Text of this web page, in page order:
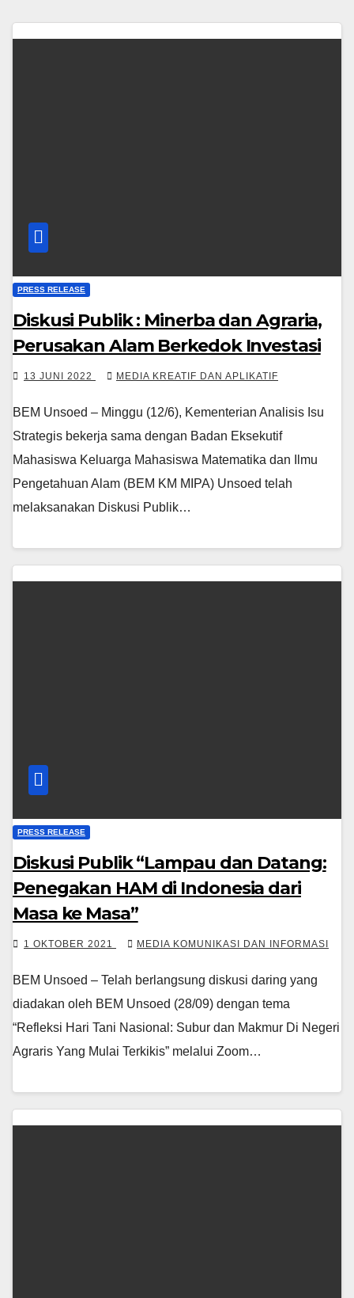
PRESS RELEASE
Diskusi Publik : Minerba dan Agraria,
Perusakan Alam Berkedok Investasi
13 JUNI 2022 MEDIA KREATIF DAN APLIKATIF
BEM Unsoed – Minggu (12/6), Kementerian Analisis Isu
Strategis bekerja sama dengan Badan Eksekutif
Mahasiswa Keluarga Mahasiswa Matematika dan Ilmu
Pengetahuan Alam (BEM KM MIPA) Unsoed telah
melaksanakan Diskusi Publik…
PRESS RELEASE
Diskusi Publik “Lampau dan Datang:
Penegakan HAM di Indonesia dari
Masa ke Masa”
1 OKTOBER 2021 MEDIA KOMUNIKASI DAN INFORMASI
BEM Unsoed – Telah berlangsung diskusi daring yang
diadakan oleh BEM Unsoed (28/09) dengan tema
“Refleksi Hari Tani Nasional: Subur dan Makmur Di Negeri
Agraris Yang Mulai Terkikis” melalui Zoom…